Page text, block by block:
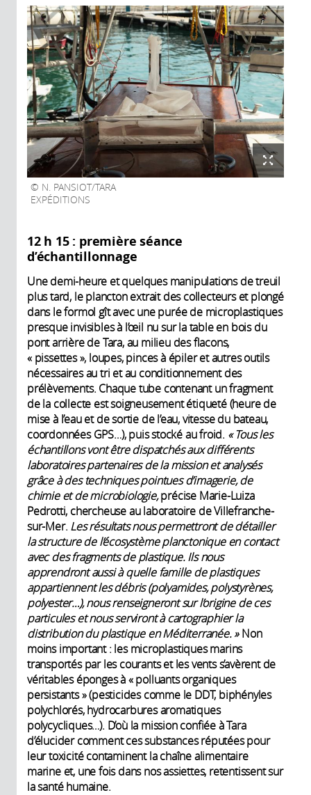
N. PANSIOT/TARA
EXPÉDITIONS
12 h 15 : première séance
d’échantillonnage
Une demi-heure et quelques manipulations de treuil
plus tard, le plancton extrait des collecteurs et plongé
dans le formol gît avec une purée de microplastiques
presque invisibles à l’œil nu sur la table en bois du
pont arrière de Tara, au milieu des flacons,
« pissettes », loupes, pinces à épiler et autres outils
nécessaires au tri et au conditionnement des
prélèvements. Chaque tube contenant un fragment
de la collecte est soigneusement étiqueté (heure de
mise à l’eau et de sortie de l’eau, vitesse du bateau,
coordonnées GPS…), puis stocké au froid. « Tous les
échantillons vont être dispatchés aux différents
laboratoires partenaires de la mission et analysés
grâce à des techniques pointues d’imagerie, de
chimie et de microbiologie,précise Marie-Luiza
Pedrotti, chercheuse au laboratoire de Villefranche-
sur-Mer. Les résultats nous permettront de détailler
la structure de l’écosystème planctonique en contact
avec des fragments de plastique. Ils nous
apprendront aussi à quelle famille de plastiques
appartiennent les débris (polyamides, polystyrènes,
polyester…), nous renseigneront sur l’origine de ces
particules et nous serviront à cartographier la
distribution du plastique en Méditerranée. »Non
moins important : les microplastiques marins
transportés par les courants et les vents s’avèrent de
véritables éponges à « polluants organiques
persistants » (pesticides comme le DDT, biphényles
polychlorés, hydrocarbures aromatiques
polycycliques…). D’où la mission confiée à Tara
d’élucider comment ces substances réputées pour
leur toxicité contaminent la chaîne alimentaire
marine et, une fois dans nos assiettes, retentissent sur
la santé humaine.